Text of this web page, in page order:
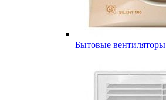
Бытовые вентиляторы